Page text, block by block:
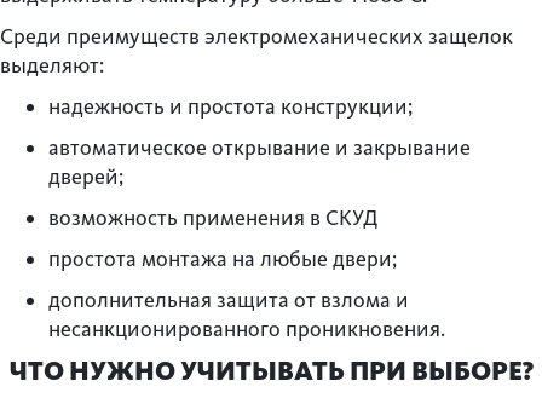
Среди преимуществ электромеханических защелок
выделяют:
надежность и простота конструкции;
автоматическое открывание и закрывание
дверей;
возможность применения в СКУД
простота монтажа на любые двери;
дополнительная защита от взлома и
несанкционированного проникновения.
ЧТО НУЖНО УЧИТЫВАТЬ ПРИ ВЫБОРЕ?